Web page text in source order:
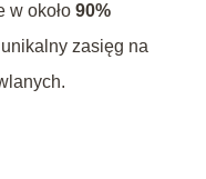
w około 90%
zasięg na